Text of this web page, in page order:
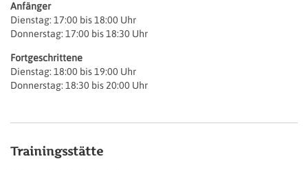
Anfänger
Dienstag: 17:00 bis 18:00 Uhr
Donnerstag: 17:00 bis 18:30 Uhr
Fortgeschrittene
Dienstag: 18:00 bis 19:00 Uhr
Donnerstag: 18:30 bis 20:00 Uhr
Trainingsstätte